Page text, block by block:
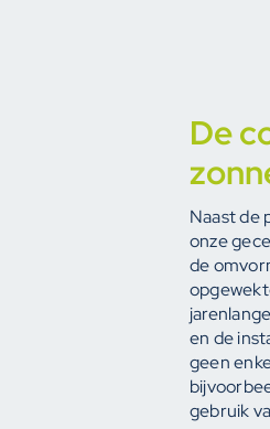
De
Naast de
onze
de
en de
geen
gebruik